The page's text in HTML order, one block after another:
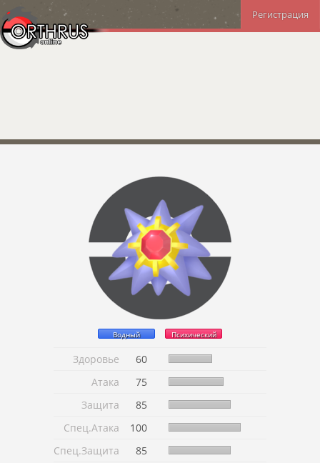
Регистрация
Водный Психический
Здоровье
60
Атака
75
Защита
85
Спец.Атака
100
Спец.Защита
85